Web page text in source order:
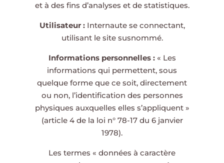
et à des fins d’analyses et de statistiques.
Utilisateur :Internaute se connectant,
utilisant le site susnommé.
Informations personnelles :« Les
informations qui permettent, sous
quelque forme que ce soit, directement
ou non, l’identification des personnes
physiques auxquelles elles s’appliquent »
(article 4 de la loi n° 78-17 du 6 janvier
1978).
Les termes « données à caractère